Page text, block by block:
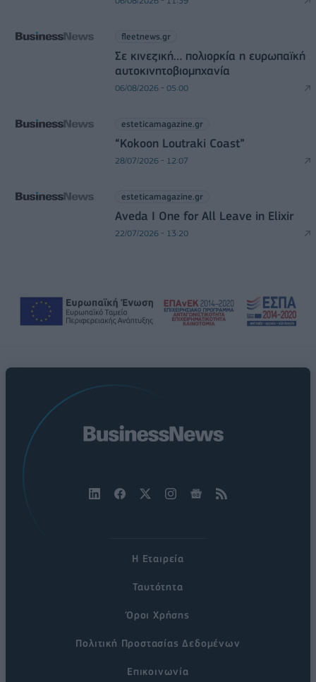
fleetnews.gr
Σε κινεζική… πολιορκία η ευρωπαϊκή
αυτοκινητοβιομηχανία
06/08/2026 - 05:00
esteticamagazine.gr
“Kokoon Loutraki Coast”
28/07/2026 - 12:07
esteticamagazine.gr
Aveda I One for All Leave in Elixir
22/07/2026 - 13:20
Η Εταιρεία
Ταυτότητα
Όροι Χρήσης
Πολιτική Προστασίας Δεδομένων
Επικοινωνία